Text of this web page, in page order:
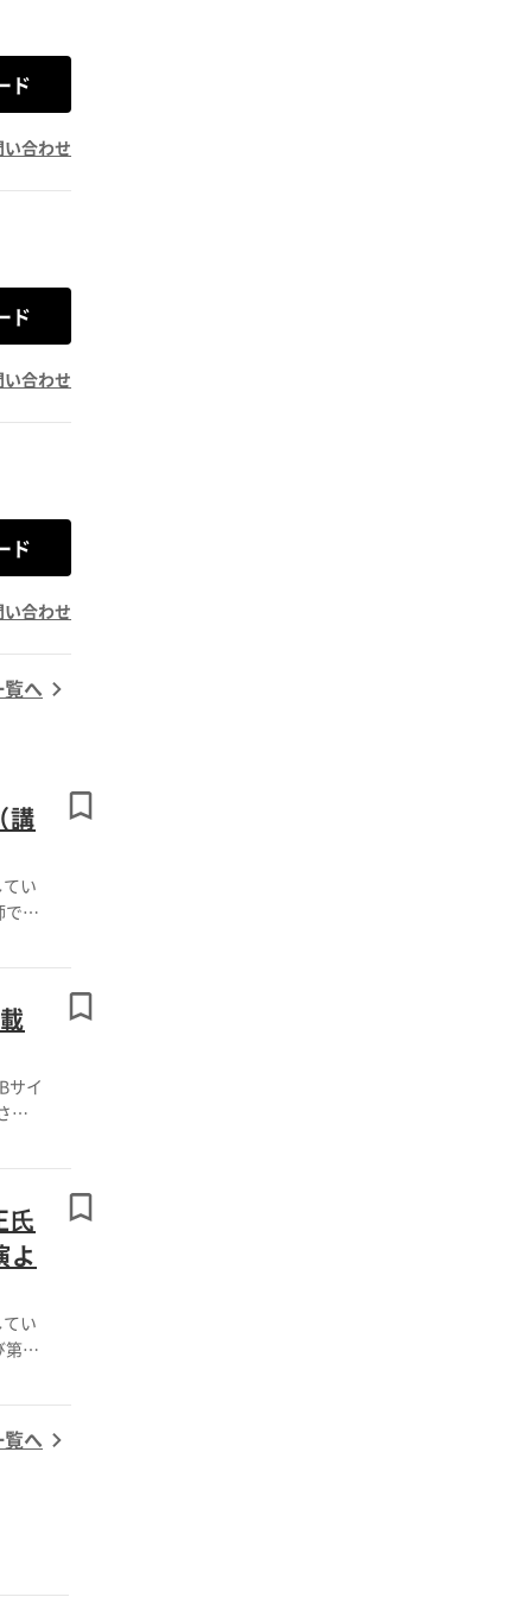
ド
合わせ
ド
合わせ
ド
合わせ
へ
講
い
であ
ー
サイ
⽒
よ
い
第２
ピ
へ